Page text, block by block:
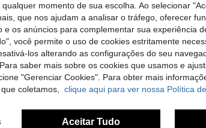
momento de sua escolha. Ao selecionar
que nos ajudam a analisar o tráfego, oferecer
e os anúncios para complementar sua experiência
você permite o uso de cookies estritamente
los alterando as configurações do seu
saber mais sobre os cookies que usamos e
"Gerenciar Cookies". Para obter mais
coletamos, clique aqui para ver nossa Política
Aceitar Tudo